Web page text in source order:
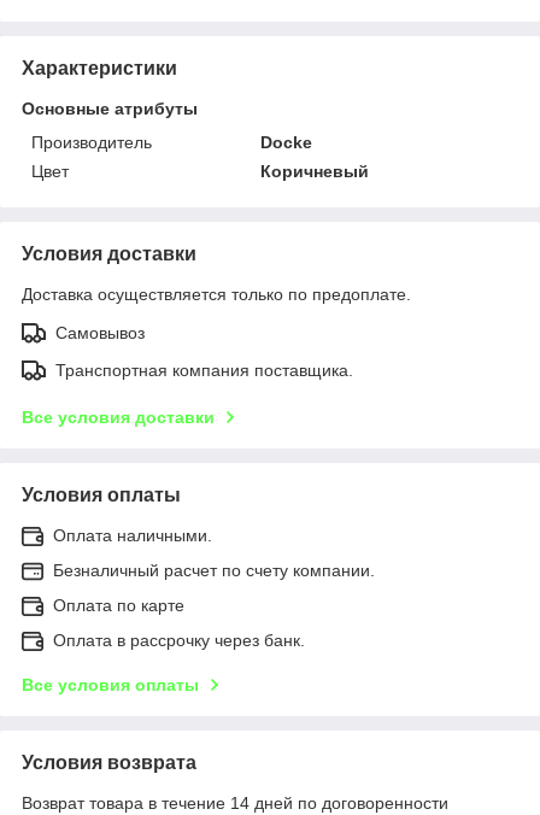
Характеристики
Основные атрибуты
Производитель
Docke
Цвет
Коричневый
Условия доставки
Доставка осуществляется только по предоплате.
Самовывоз
Транспортная компания поставщика.
Все условия доставки
Условия оплаты
Оплата наличными.
Безналичный расчет по счету компании.
Оплата по карте
Оплата в рассрочку через банк.
Все условия оплаты
Условия возврата
Возврат товара в течение 14 дней по договоренности